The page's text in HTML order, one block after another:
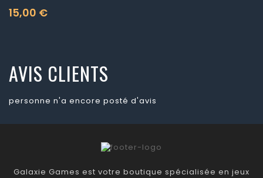
15,00 €
Prix
AVIS CLIENTS
personne n'a encore posté d'avis
Galaxie Games est votre boutique spécialisée en jeux